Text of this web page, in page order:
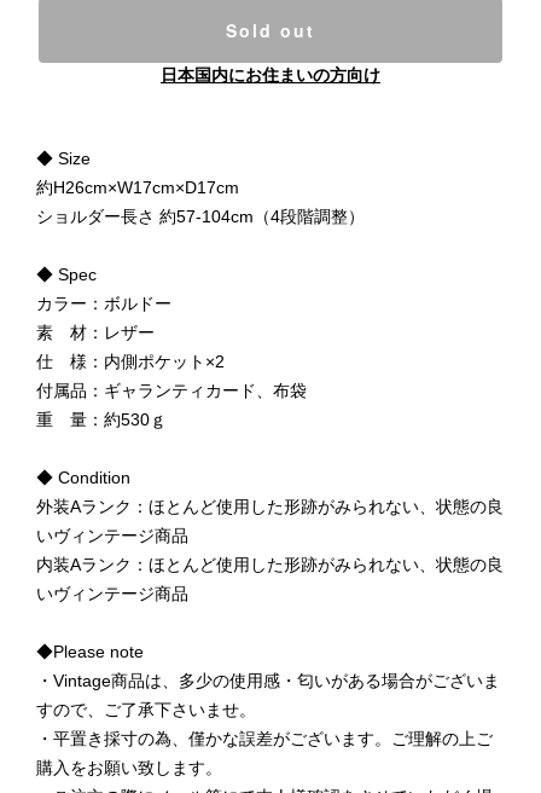
Sold out
日本国内にお住まいの方向け
◆ Size
約H26cm×W17cm×D17cm
ショルダー長さ 約57-104cm（4段階調整）
◆ Spec
カラー：ボルドー
素 材：レザー
仕 様：内側ポケット×2
付属品：ギャランティカード、布袋
重 量：約530ｇ
◆ Condition
外装Aランク：ほとんど使用した形跡がみられない、状態の良
いヴィンテージ商品
内装Aランク：ほとんど使用した形跡がみられない、状態の良
いヴィンテージ商品
◆Please note
・Vintage商品は、多少の使用感・匂いがある場合がございま
すので、ご了承下さいませ。
・平置き採寸の為、僅かな誤差がございます。ご理解の上ご
購入をお願い致します。